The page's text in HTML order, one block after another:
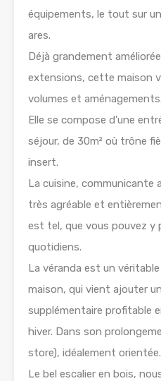
équipements, le tout sur
ares.
Déjà grandement
extensions, cette maison
volumes et aménagements.
Elle se compose d’une
séjour, de 30m² où trône
insert.
La cuisine, communicante
très agréable et
est tel, que vous pouvez y
quotidiens.
La véranda est un
maison, qui vient ajouter
supplémentaire profitable
hiver. Dans son
store), idéalement orientée.
Le bel escalier en bois,